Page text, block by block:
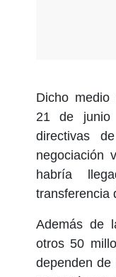
Dicho
21 de junio
directivas
negociación
habría
transferencia
Además de
otros 50
dependen de